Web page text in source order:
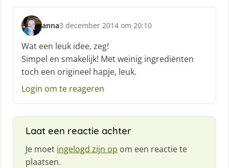
anna
s
c
h
r
e
e
:
3 december 2014 om 20:10
Wat een leuk idee, zeg!
Simpel en smakelijk! Met weinig ingrediënten
toch een origineel hapje, leuk.
Login om te reageren
Laat een reactie achter
Je moet ingelogd zijn op om een reactie te
plaatsen.